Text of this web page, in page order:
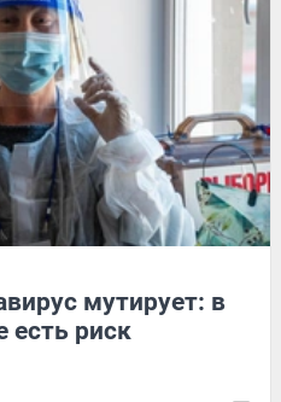
мутирует: в
есть риск